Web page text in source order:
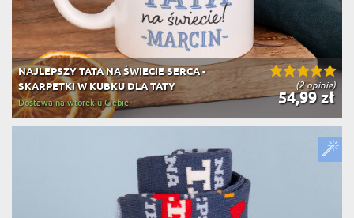
(2 opinie)
NAJLEPSZY TATA NA ŚWIECIE SERCA -
SKARPETKI W KUBKU DLA TATY
54,99 zł
Dostawa na wtorek u Ciebie